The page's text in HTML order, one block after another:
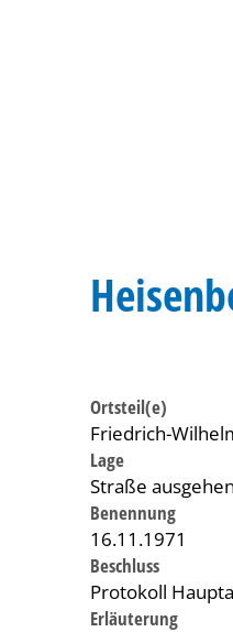
Ortsteil(e)
Friedrich-
Lage
Straße
Benennung
16.11.1971
Beschluss
Protokoll
Erläuterung